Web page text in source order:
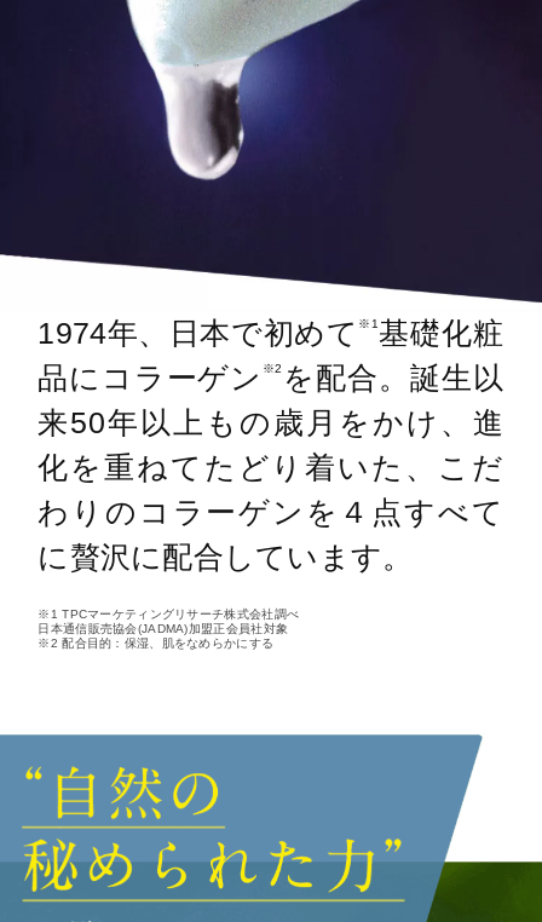
1974年、日本で初めて ※1 基礎化粧
品にコラーゲン ※2 を配合。誕生以
来50年以上もの歳月をかけ、進
化を重ねてたどり着いた、こだ
わりのコラーゲンを４点すべて
に贅沢に配合しています。
※1 TPCマーケティングリサーチ株式会社調べ
日本通信販売協会(JADMA)加盟正会員社対象
※2 配合目的：保湿、肌をなめらかにする